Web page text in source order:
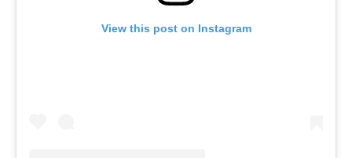
View this post on Instagram